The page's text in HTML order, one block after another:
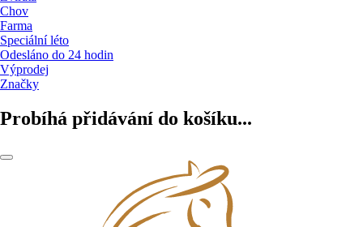
Chov
Farma
Speciální léto
Odesláno do 24 hodin
Výprodej
Značky
Probíhá přidávání do košíku...